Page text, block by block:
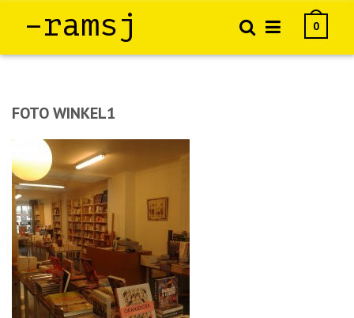
–ramsj 0
FOTO WINKEL1